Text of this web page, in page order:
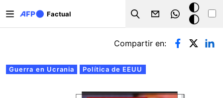
Factual
Search
Modo
oscuro
Solapas principales
Guerra en Ucrania Política de EEUU
Compartir en: